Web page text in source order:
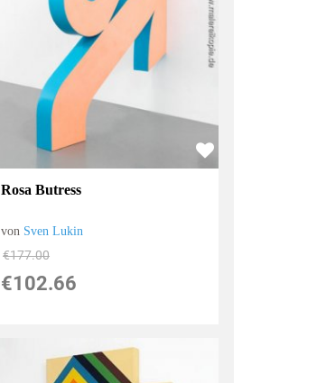
Rosa Butress
von Sven Lukin
€177.00
€102.66